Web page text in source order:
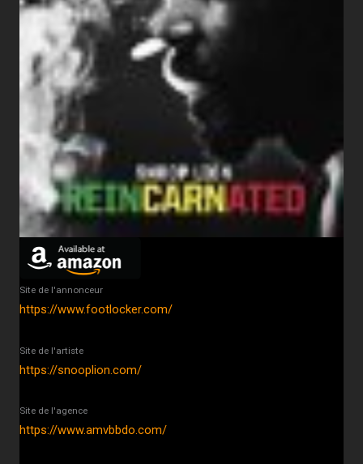
Site de l'annonceur
https://www.footlocker.com/
Site de l'artiste
https://snooplion.com/
Site de l'agence
https://www.amvbbdo.com/